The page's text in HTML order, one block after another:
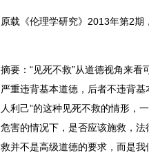
原载《伦理学研究》2013年第2期
摘要：“见死不救”从道德视角来
严重违背基本道德，后者不违背
人利己”的这种见死不救的情形，
危害的情况下，是否应该施救，
救并不是高级道德的要求，而是我